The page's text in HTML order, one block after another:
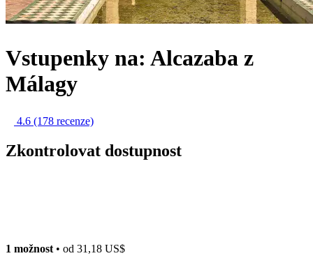
Vstupenky na: Alcazaba z
Málagy
4.6 (178 recenze)
Zkontrolovat dostupnost
1 možnost • od 31,18 US$